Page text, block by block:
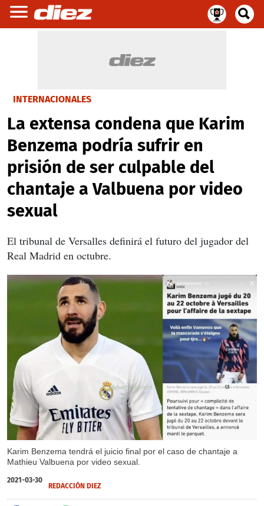
INTERNACIONALES
La extensa condena que Karim
Benzema podría sufrir en
prisión de ser culpable del
chantaje a Valbuena por video
sexual
El tribunal de Versalles definirá el futuro del jugador del
Real Madrid en octubre.
Karim Benzema tendrá el juicio final por el caso de chantaje a
Mathieu Valbuena por video sexual.
X
2021-03-30
REDACCIÓN DIEZ